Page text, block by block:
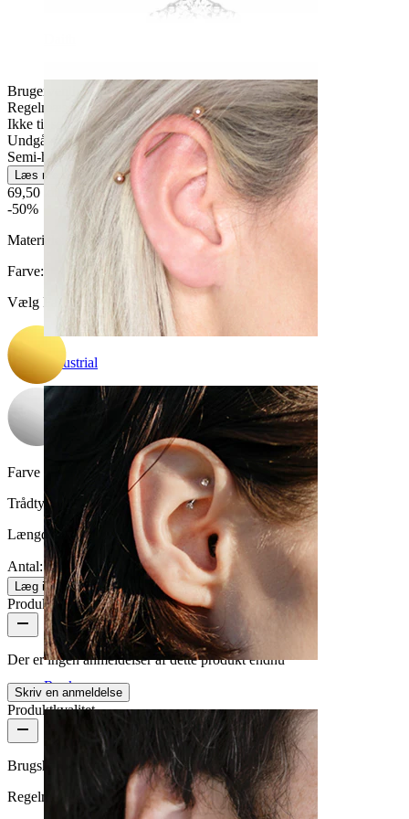
Industrial
Rook
Brugervenligt
Regelmæssig brug
Ikke til sensitiv hud
Undgå vand
Semi-holdbar
Læs mere
69,50 kr
139,00 kr
-50%
Materiale:
Kirurgisk stål / Messing
Farve:
Vælg Farve
Farve på sten:
Trådtykkelse:1,2 mm
Længde:
8 mm
Antal: 1
Skift
Læg i kurv
Produktanmeldelser
Der er ingen anmeldelser af dette produkt endnu
Skriv en anmeldelse
Produktkvalitet
Brugshyppighed
Regelmæssig brug